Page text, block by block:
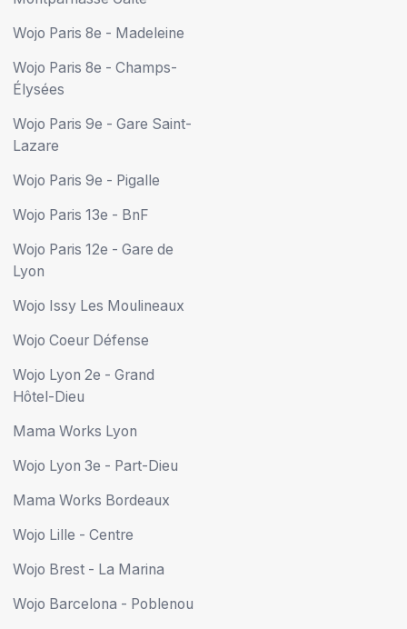
Wojo Paris 8e - Madeleine
Wojo Paris 8e - Champs-
Élysées
Wojo Paris 9e - Gare Saint-
Lazare
Wojo Paris 9e - Pigalle
Wojo Paris 13e - BnF
Wojo Paris 12e - Gare de
Lyon
Wojo Issy Les Moulineaux
Wojo Coeur Défense
Wojo Lyon 2e - Grand
Hôtel-Dieu
Mama Works Lyon
Wojo Lyon 3e - Part-Dieu
Mama Works Bordeaux
Wojo Lille - Centre
Wojo Brest - La Marina
Wojo Barcelona - Poblenou